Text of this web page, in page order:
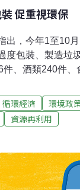
促重視環保
出，今年1至10
度包裝、製造垃
、酒類240件、
環保局長蕭裕
反「資源回收
，若未改善將按
他認為，努力宣
向進步的象徵。
循環經濟 環境政
資源再利用